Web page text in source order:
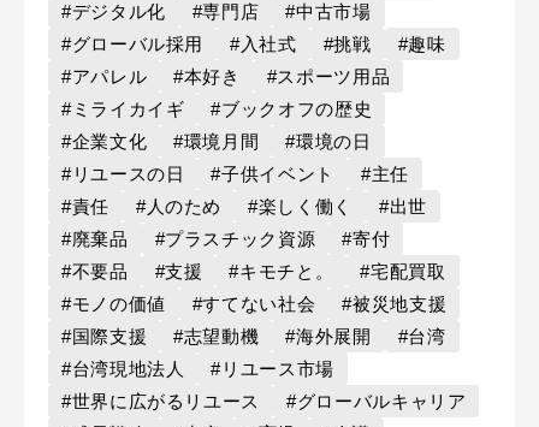
#デジタル化
#専門店
#中古市場
#グローバル採用
#入社式 #挑戦
#趣味
#アパレル
#本好き
#スポーツ用品
#ミライカイギ
#ブックオフの歴史
#企業文化
#環境月間
#環境の日
#リユースの日
#子供イベント
#主任
#責任
#人のため #楽しく働く
#出世
#廃棄品
#プラスチック資源
#寄付
#不要品
#支援 #キモチと。
#宅配買取
#モノの価値
#すてない社会
#被災地支援
#国際支援
#志望動機 #海外展開
#台湾
#台湾現地法人
#リユース市場
#世界に広がるリユース
#グローバルキャリア